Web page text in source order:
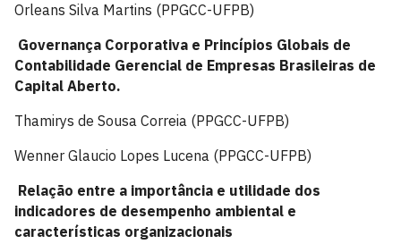
Orleans Silva Martins (PPGCC-UFPB)
Governança Corporativa e Princípios Globais de
Contabilidade Gerencial de Empresas Brasileiras de
Capital Aberto.
Thamirys de Sousa Correia (PPGCC-UFPB)
Wenner Glaucio Lopes Lucena (PPGCC-UFPB)
Relação entre a importância e utilidade dos
indicadores de desempenho ambiental e
características organizacionais